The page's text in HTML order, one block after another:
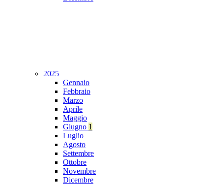
2025
Gennaio
Febbraio
Marzo
Aprile
Maggio
Giugno 1
Luglio
Agosto
Settembre
Ottobre
Novembre
Dicembre